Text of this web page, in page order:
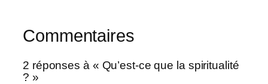
Commentaires
2 réponses à « Qu’est-ce que la spiritualité
? »